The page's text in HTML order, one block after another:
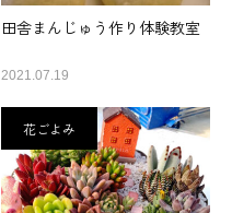
田舎まんじゅう作り体験教室
2021.07.19
花ごよみ